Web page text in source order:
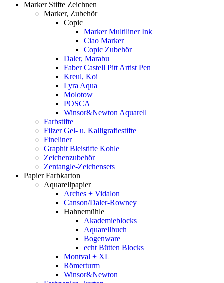
Marker Stifte Zeichnen
Marker, Zubehör
Copic
Marker Multiliner Ink
Ciao Marker
Copic Zubehör
Daler, Marabu
Faber Castell Pitt Artist Pen
Kreul, Koi
Lyra Aqua
Molotow
POSCA
Winsor&Newton Aquarell
Farbstifte
Filzer Gel- u. Kalligrafiestifte
Fineliner
Graphit Bleistifte Kohle
Zeichenzubehör
Zentangle-Zeichensets
Papier Farbkarton
Aquarellpapier
Arches + Vidalon
Canson/Daler-Rowney
Hahnemühle
Akademieblocks
Aquarellbuch
Bogenware
echt Bütten Blocks
Montval + XL
Römerturm
Winsor&Newton